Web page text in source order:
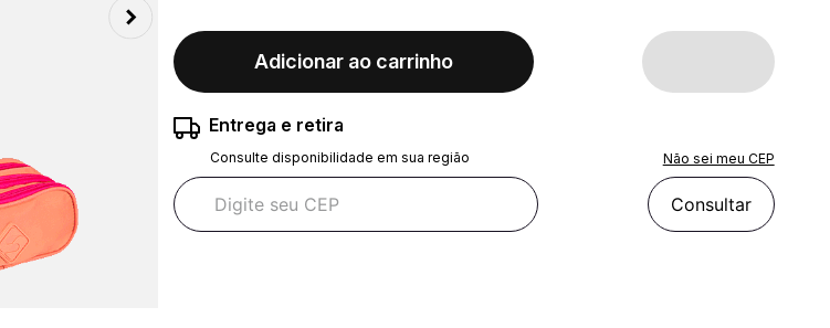
Adicionar ao carrinho
Entrega e retira
Consulte disponibilidade em sua região Não sei meu CEP
Consultar